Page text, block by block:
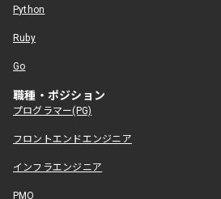
Python
Ruby
Go
職種・ポジション
プログラマー(PG)
フロントエンドエンジニア
インフラエンジニア
PMO